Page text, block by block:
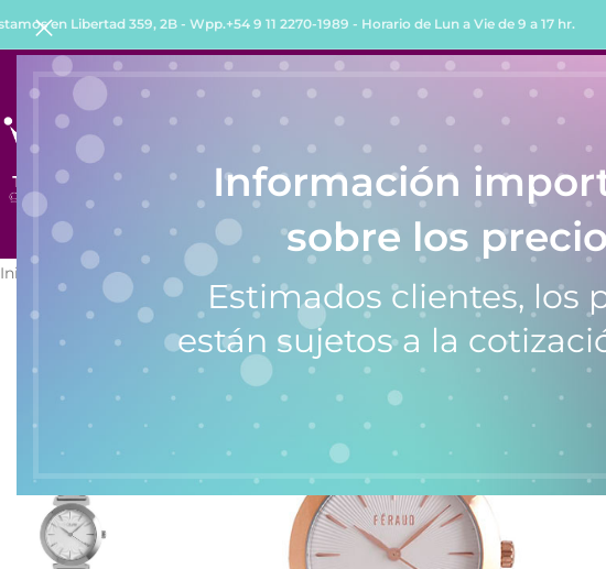
Información
sobre los
Estimados clientes, los
están sujetos a la
en Libertad 359, 2B - Wpp.+54 9 11 2270-1989 - Horario de Lun a Vie de 9 a 17 hr.
INICIO TIENDA QUIENES SOMOS COMO COMPRAR COMPRAR
Inicio Relojes /Relojes de Mujer
SALE